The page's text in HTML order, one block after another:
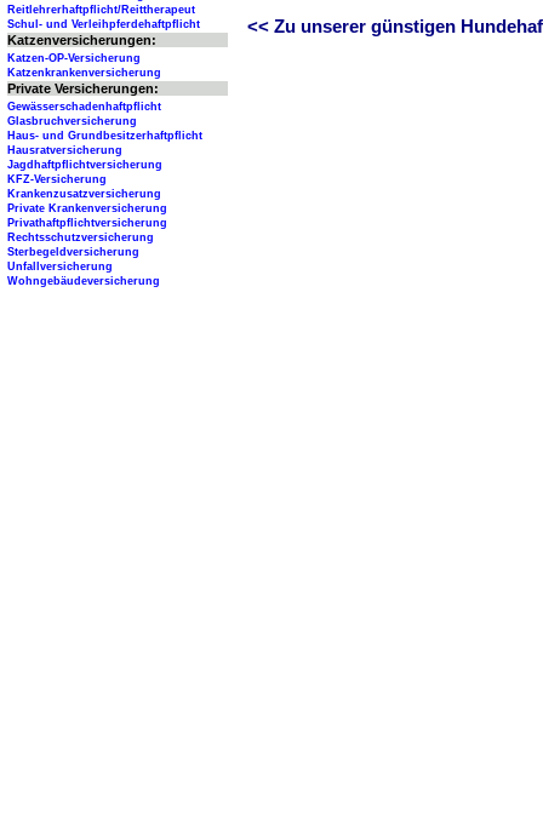
<< Zu unserer günstigen
Reitlehrerhaftpflicht/Reittherapeut
Schul- und Verleihpferdehaftpflicht
Katzenversicherungen:
Katzen-OP-Versicherung
Katzenkrankenversicherung
Private Versicherungen:
Gewässerschadenhaftpflicht
Glasbruchversicherung
Haus- und Grundbesitzerhaftpflicht
Hausratversicherung
Jagdhaftpflichtversicherung
KFZ-Versicherung
Krankenzusatzversicherung
Private Krankenversicherung
Privathaftpflichtversicherung
Rechtsschutzversicherung
Sterbegeldversicherung
Unfallversicherung
Wohngebäudeversicherung